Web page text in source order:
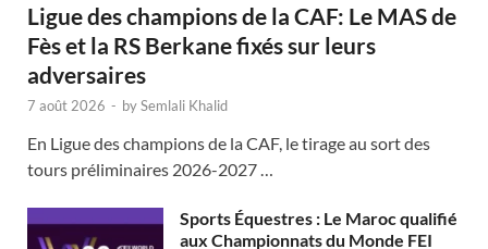
Ligue des champions de la CAF: Le MAS de
Fès et la RS Berkane fixés sur leurs
adversaires
7 août 2026 - bySemlali Khalid
En Ligue des champions de la CAF, le tirage au sort des
tours préliminaires 2026-2027 …
Sports Équestres : Le Maroc qualifié
aux Championnats du Monde FEI